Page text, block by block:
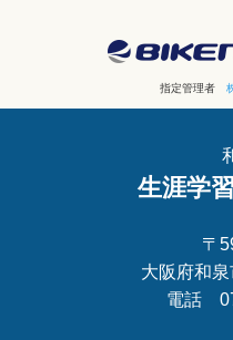
指定管理者
生涯学
〒
大阪府和
電話